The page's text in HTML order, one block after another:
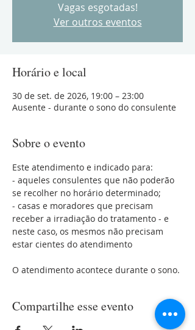
Vagas esgotadas!
Ver outros eventos
Horário e local
30 de set. de 2026, 19:00 – 23:00
Ausente - durante o sono do consulente
Sobre o evento
Este atendimento e indicado para:
- aqueles consulentes que não poderão
se recolher no horário determinado;
- casas e moradores que precisam
receber a irradiação do tratamento - e
neste caso, os mesmos não precisam
estar cientes do atendimento
O atendimento acontece durante o sono.
Compartilhe esse evento